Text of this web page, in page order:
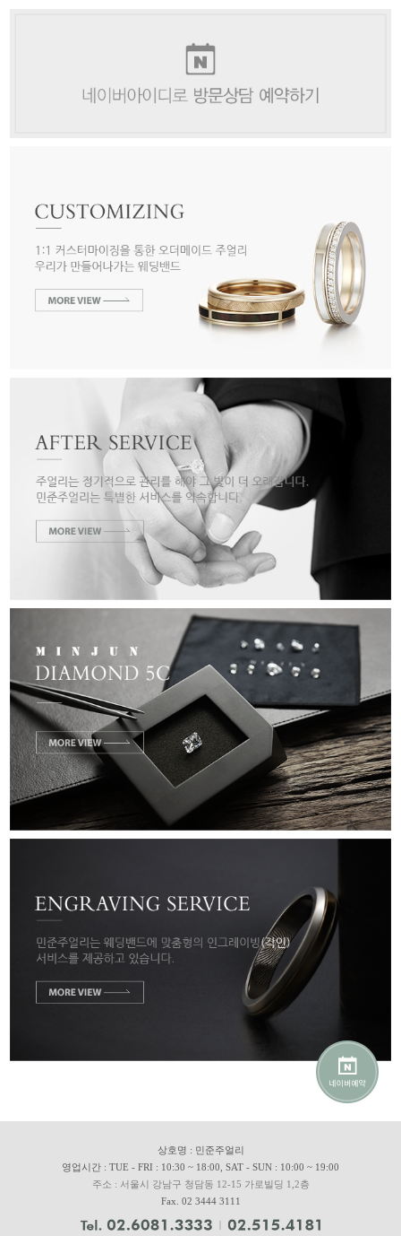
상호명 : 민준주얼리
영업시간 : TUE - FRI : 10:30 ~ 18:00, SAT - SUN : 10:00 ~ 19:00
주소 : 서울시 강남구 청담동 12-15 가로빌딩 1,2층
Fax. 02 3444 3111